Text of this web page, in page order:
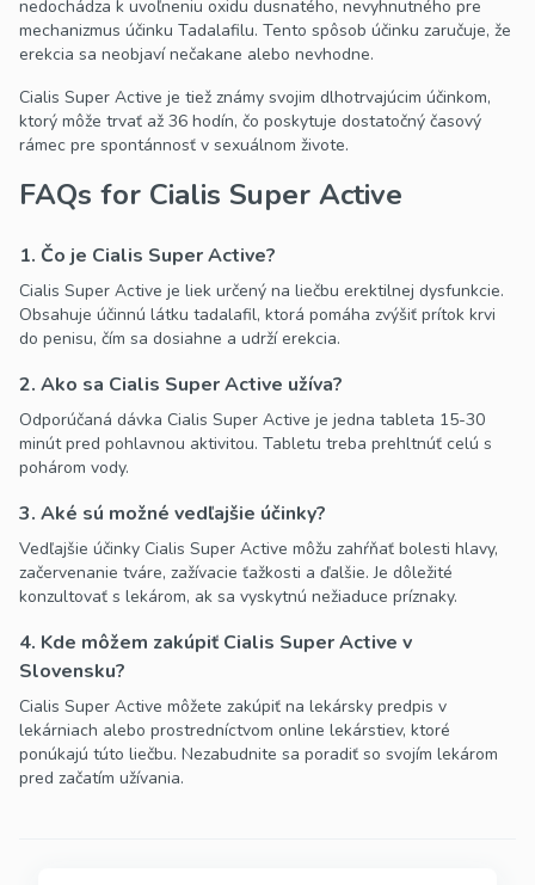
nedochádza k uvoľneniu oxidu dusnatého, nevyhnutného pre
mechanizmus účinku Tadalafilu. Tento spôsob účinku zaručuje, že
erekcia sa neobjaví nečakane alebo nevhodne.
Cialis Super Active je tiež známy svojim dlhotrvajúcim účinkom,
ktorý môže trvať až 36 hodín, čo poskytuje dostatočný časový
rámec pre spontánnosť v sexuálnom živote.
FAQs for Cialis Super Active
1. Čo je Cialis Super Active?
Cialis Super Active je liek určený na liečbu erektilnej dysfunkcie.
Obsahuje účinnú látku tadalafil, ktorá pomáha zvýšiť prítok krvi
do penisu, čím sa dosiahne a udrží erekcia.
2. Ako sa Cialis Super Active užíva?
Odporúčaná dávka Cialis Super Active je jedna tableta 15-30
minút pred pohlavnou aktivitou. Tabletu treba prehltnúť celú s
pohárom vody.
3. Aké sú možné vedľajšie účinky?
Vedľajšie účinky Cialis Super Active môžu zahŕňať bolesti hlavy,
začervenanie tváre, zažívacie ťažkosti a ďalšie. Je dôležité
konzultovať s lekárom, ak sa vyskytnú nežiaduce príznaky.
4. Kde môžem zakúpiť Cialis Super Active v
Slovensku?
Cialis Super Active môžete zakúpiť na lekársky predpis v
lekárniach alebo prostredníctvom online lekárstiev, ktoré
ponúkajú túto liečbu. Nezabudnite sa poradiť so svojím lekárom
pred začatím užívania.